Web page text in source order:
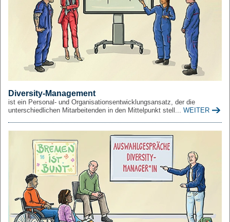
Diversity-Management
ist ein Personal- und Organisationsentwicklungsansatz, der die
unterschiedlichen Mitarbeitenden in den Mittelpunkt stell... WEITER